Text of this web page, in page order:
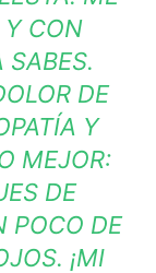
Y CON
DE
Y
MEJOR:
DE
POCO DE
¡MI